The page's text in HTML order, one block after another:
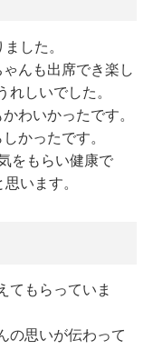
した。
んも出席でき楽し
れしいでした。
わいかったです。
かったです。
をもらい健康で
います。
てもらっていま
の思いが伝わって